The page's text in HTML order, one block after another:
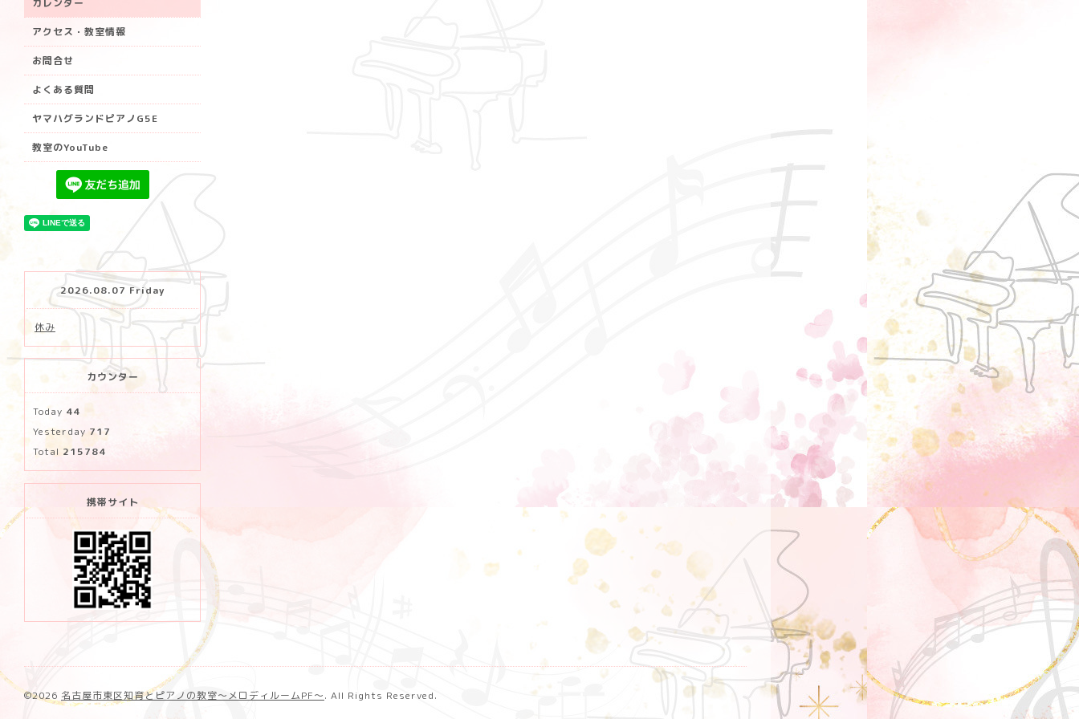
カレンダー
アクセス・教室情報
お問合せ
よくある質問
ヤマハグランドピアノG5E
教室のYouTube
2026.08.07 Friday
休み
カウンター
Today 44
Yesterday717
Total 215784
携帯サイト
©2026 名古屋市東区知育とピアノの教室〜メロディルームPF〜. All Rights Reserved.